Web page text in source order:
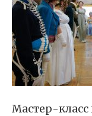
Мастер-